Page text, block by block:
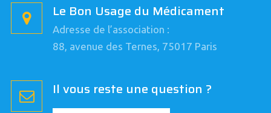
Le Bon Usage du Médicament
Adresse de l’association :
88, avenue des Ternes, 75017 Paris
Il vous reste une question ?